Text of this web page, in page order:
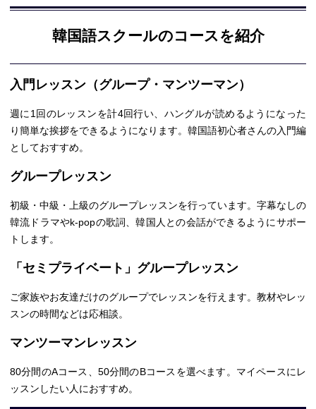
韓国語スクールのコースを紹介
入門レッスン（グループ・マンツーマン）
週に1回のレッスンを計4回行い、ハングルが読めるようになった
り簡単な挨拶をできるようになります。韓国語初心者さんの入門編
としておすすめ。
グループレッスン
初級・中級・上級のグループレッスンを行っています。字幕なしの
韓流ドラマやk-popの歌詞、韓国人との会話ができるようにサポー
トします。
「セミプライベート」グループレッスン
ご家族やお友達だけのグループでレッスンを行えます。教材やレッ
スンの時間などは応相談。
マンツーマンレッスン
80分間のAコース、50分間のBコースを選べます。マイペースにレ
ッスンしたい人におすすめ。